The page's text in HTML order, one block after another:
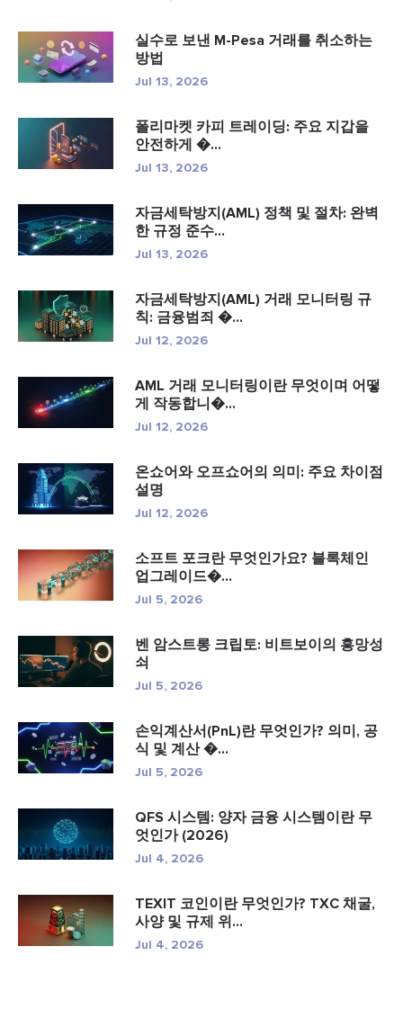
실수로 보낸 M-Pesa 거래를 취소하는
방법
Jul 13, 2026
폴리마켓 카피 트레이딩: 주요 지갑을
안전하게 �...
Jul 13, 2026
자금세탁방지(AML) 정책 및 절차: 완벽
한 규정 준수...
Jul 13, 2026
자금세탁방지(AML) 거래 모니터링 규
칙: 금융범죄 �...
Jul 12, 2026
AML 거래 모니터링이란 무엇이며 어떻
게 작동합니�...
Jul 12, 2026
온쇼어와 오프쇼어의 의미: 주요 차이점
설명
Jul 12, 2026
소프트 포크란 무엇인가요? 블록체인
업그레이드�...
Jul 5, 2026
벤 암스트롱 크립토: 비트보이의 흥망성
쇠
Jul 5, 2026
손익계산서(PnL)란 무엇인가? 의미, 공
식 및 계산 �...
Jul 5, 2026
QFS 시스템: 양자 금융 시스템이란 무
엇인가 (2026)
Jul 4, 2026
TEXIT 코인이란 무엇인가? TXC 채굴,
사양 및 규제 위...
Jul 4, 2026